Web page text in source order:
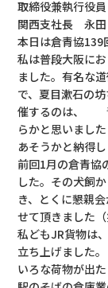
取締役兼執行役員
関西支社長 永田
本日は倉青協139
私は普段大阪に
ました。有名な
で、夏目漱石の
催するのは、
らかと思いまし
あそうかと納得し
前回1月の倉青協
した。その犬
き、とくに懇親
せて頂きました（
私どもJR貨物は
立ち上げました
いろな荷物が出